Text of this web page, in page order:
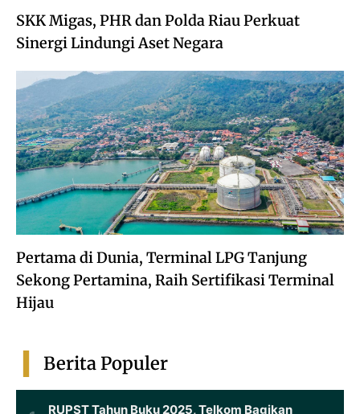
SKK Migas, PHR dan Polda Riau Perkuat
Sinergi Lindungi Aset Negara
Pertama di Dunia, Terminal LPG Tanjung
Sekong Pertamina, Raih Sertifikasi Terminal
Hijau
Berita Populer